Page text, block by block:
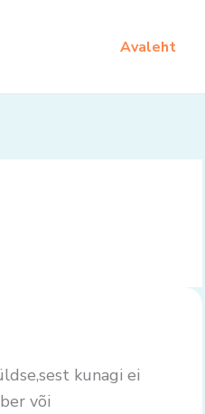
Avaleht
kunagi ei
või